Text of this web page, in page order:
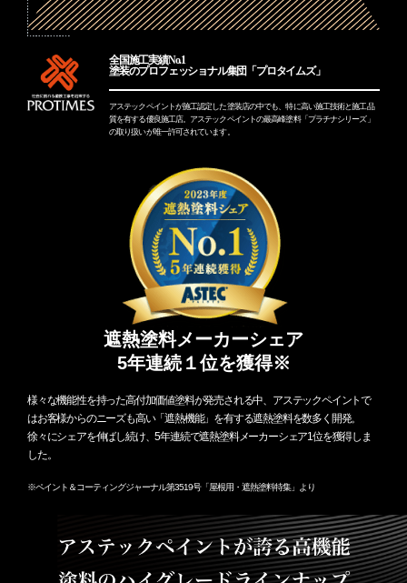
全国施工実績No.1
塗装のプロフェッショナル集団「プロタイムズ」
アステックペイントが施工認定した塗装店の中でも、特に高い施工技術と施工品
質を有する優良施工店。アステックペイントの最高峰塗料「プラチナシリーズ」
の取り扱いが唯一許可されています。
遮熱塗料メーカーシェア
5年連続１位を獲得※
様々な機能性を持った高付加価値塗料が発売される中、アステックペイントで
はお客様からのニーズも高い「遮熱機能」を有する遮熱塗料を数多く開発。
徐々にシェアを伸ばし続け、5年連続で遮熱塗料メーカーシェア1位を獲得しま
した。
※ペイント＆コーティングジャーナル第3519号「屋根用・遮熱塗料特集」より